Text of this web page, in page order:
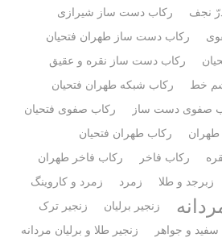
نجف
رکاب دست ساز شیرازی
رکاب دست ساز طهران فتحیان
رکاب دست ساز نقره و عقیق
خط
رکاب شبکه طهران فتحیان
صفوی دست ساز
رکاب صفوی فتحیان
رکاب طهران فتحیان
رکاب فاخر
رکاب فاخر طهران
زبرجد و طلا زمرد
زمرد و کاروینگ
زنجیر برلیان
زنجیر ترک
سفید و جواهر
زنجیر طلا و برلیان مردانه